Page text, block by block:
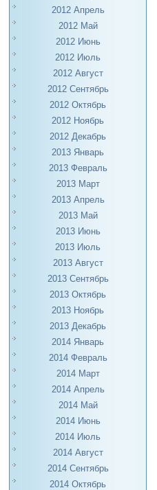
2012 Апрель
2012 Май
2012 Июнь
2012 Июль
2012 Август
2012 Сентябрь
2012 Октябрь
2012 Ноябрь
2012 Декабрь
2013 Январь
2013 Февраль
2013 Март
2013 Апрель
2013 Май
2013 Июнь
2013 Июль
2013 Август
2013 Сентябрь
2013 Октябрь
2013 Ноябрь
2013 Декабрь
2014 Январь
2014 Февраль
2014 Март
2014 Апрель
2014 Май
2014 Июнь
2014 Июль
2014 Август
2014 Сентябрь
2014 Октябрь